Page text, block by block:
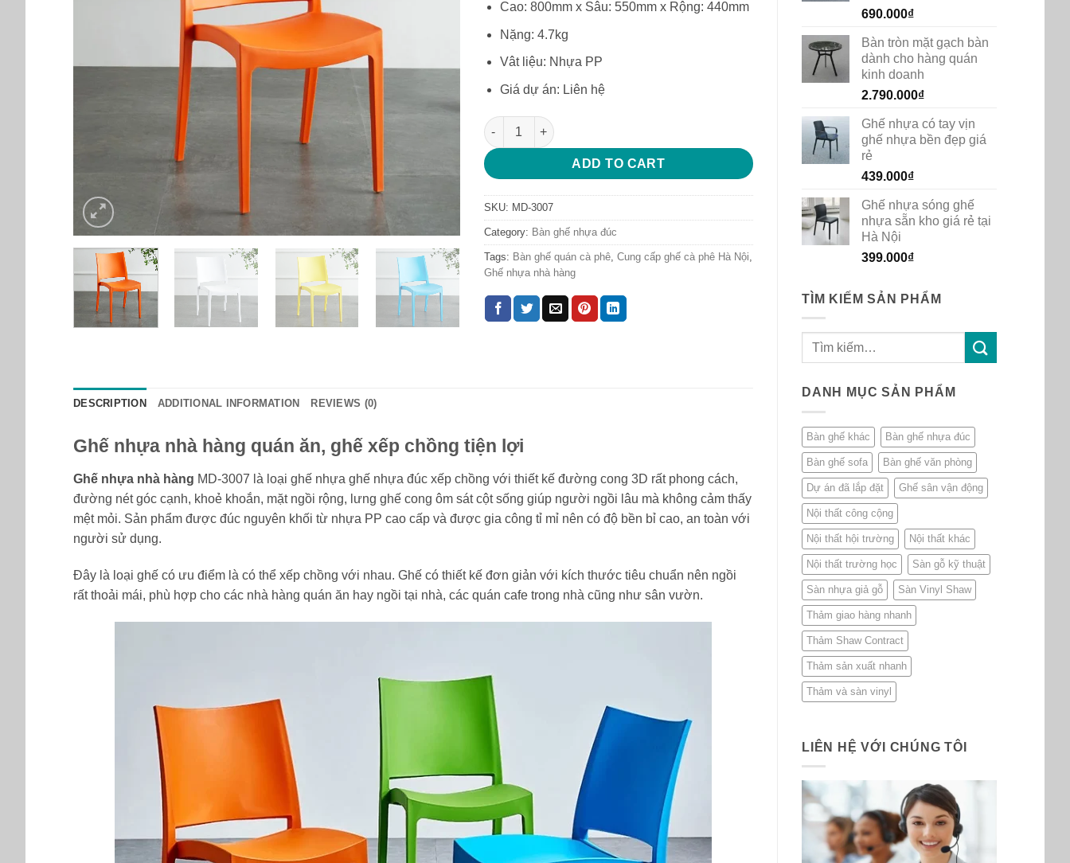
690.000₫
Bàn tròn mặt gạch bàn
dành cho hàng quán
kinh doanh
2.790.000₫
Ghế nhựa có tay vịn
ghế nhựa bền đẹp giá
rẻ
439.000₫
Ghế nhựa sóng ghế
nhựa sẵn kho giá rẻ tại
Hà Nội
399.000₫
TÌM KIẾM SẢN PHẨM
DANH MỤC SẢN PHẨM
Bàn ghế khác Bàn ghế nhựa đúc
Bàn ghế sofa Bàn ghế văn phòng
Dự án đã lắp đặt Ghế sân vận động
Nội thất công cộng
Nội thất hội trường Nội thất khác
Nội thất trường học Sàn gỗ kỹ thuật
Sàn nhựa giả gỗ Sàn Vinyl Shaw
Thảm giao hàng nhanh
Thảm Shaw Contract
Thảm sản xuất nhanh
Thảm và sàn vinyl
LIÊN HỆ VỚI CHÚNG TÔI
was:
is:
Cao: 800mm x Sâu: 550mm x Rộng: 440mm
Nặng: 4.7kg
Vât liệu: Nhựa PP
Giá dự án: Liên hệ
Ghế nhựa nhà hàng bàn ghế quán cà phê có tựa lưng MD-3007 số lượng
ADD TO CART
SKU: MD-3007
Category: Bàn ghế nhựa đúc
Tags: Bàn ghế quán cà phê, Cung cấp ghế cà phê Hà Nội,
Ghế nhựa nhà hàng
DESCRIPTION ADDITIONAL INFORMATION REVIEWS (0)
Ghế nhựa nhà hàng quán ăn, ghế xếp chồng tiện lợi
Ghế nhựa nhà hàng MD-3007 là loại ghế nhựa ghế nhựa đúc xếp chồng với thiết kế đường cong 3D rất phong cách,
đường nét góc cạnh, khoẻ khoắn, mặt ngồi rộng, lưng ghế cong ôm sát cột sống giúp người ngồi lâu mà không cảm thấy
mệt mỏi. Sản phẩm được đúc nguyên khối từ nhựa PP cao cấp và được gia công tỉ mỉ nên có độ bền bỉ cao, an toàn với
người sử dụng.
Đây là loại ghế có ưu điểm là có thể xếp chồng với nhau. Ghế có thiết kế đơn giản với kích thước tiêu chuẩn nên ngồi
rất thoải mái, phù hợp cho các nhà hàng quán ăn hay ngồi tại nhà, các quán cafe trong nhà cũng như sân vườn.